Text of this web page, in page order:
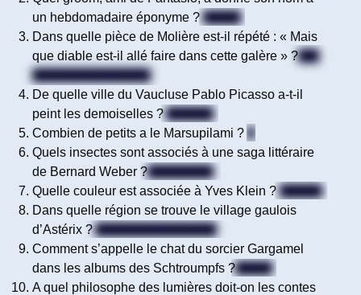
un hebdomadaire éponyme ? Spirou
Dans quelle pièce de Molière est-il répété : « Mais
que diable est-il allé faire dans cette galère » ?Les
fourberies de Scapin
De quelle ville du Vaucluse Pablo Picasso a-t-il
peint les demoiselles ?Avignon
Combien de petits a le Marsupilami ? 3
Quels insectes sont associés à une saga littéraire
de Bernard Weber ?Les fourmis
Quelle couleur est associée à Yves Klein ? Le bleu
Dans quelle région se trouve le village gaulois
d’Astérix ?Armorique / Bretagne
Comment s’appelle le chat du sorcier Gargamel
dans les albums des Schtroumpfs ?Azraël
A quel philosophe des lumières doit-on les contes